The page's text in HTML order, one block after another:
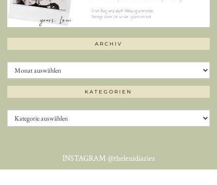
ARCHIV
Archiv
KATEGORIEN
Kategorien
INSTAGRAM @thelenidiaries